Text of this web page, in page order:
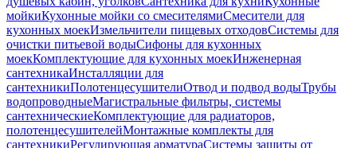
мойкиКухонные мойки со смесителямиСмесители для
кухонных моекИзмельчители пищевых отходовСистемы для
очистки питьевой водыСифоны для кухонных
моекКомплектующие для кухонных моекИнженерная
сантехникаИнсталляции для
сантехникиПолотенцесушителиОтвод и подвод водыТрубы
водопроводныеМагистральные фильтры, системы
сантехническиеКомплектующие для радиаторов,
полотенцесушителейМонтажные комплекты для
сантехникиРегулирующая арматураСистемы защиты от